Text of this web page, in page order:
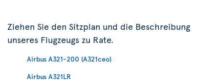
Ziehen Sie den Sitzplan und die Beschreibung
unseres Flugzeugs zu Rate.
Airbus A321-200 (A321ceo)
Airbus A321LR